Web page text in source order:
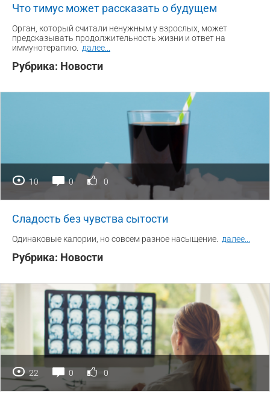
Что тимус может рассказать о будущем
Орган, который считали ненужным у взрослых, может
предсказывать продолжительность жизни и ответ на
иммунотерапию.
далее
Рубрика: Новости
10 0 0
Сладость без чувства сытости
Одинаковые калории, но совсем разное насыщение. далее
Рубрика: Новости
22 0 0